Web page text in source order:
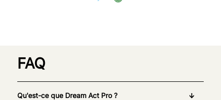
FAQ
Qu'est-ce que Dream Act Pro ?